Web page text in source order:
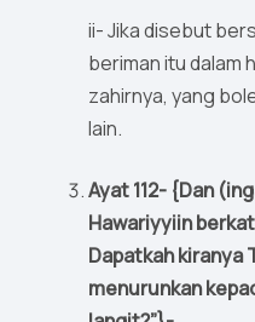
ii- Jika disebut
beriman itu dalam
zahirnya, yang
lain.
Ayat 112- {Dan
Hawariyyiin
Dapatkah kiranya
menurunkan